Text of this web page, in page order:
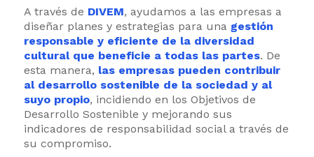
A través de DIVEM, ayudamos a las empresas a
diseñar planes y estrategias para una gestión
responsable y eficiente de la diversidad
cultural que beneficie a todas las partes. De
esta manera, las empresas pueden contribuir
al desarrollo sostenible de la sociedad y al
suyo propio, incidiendo en los Objetivos de
Desarrollo Sostenible y mejorando sus
indicadores de responsabilidad social a través de
su compromiso.